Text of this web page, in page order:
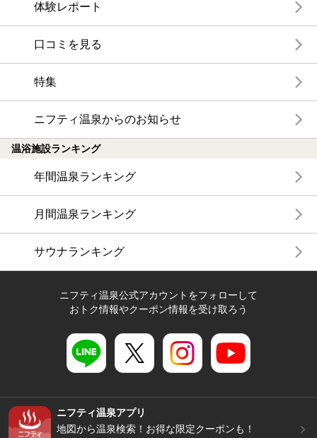
体験レポート
口コミを見る
特集
ニフティ温泉からのお知らせ
温浴施設ランキング
年間温泉ランキング
月間温泉ランキング
サウナランキング
ニフティ温泉公式アカウントをフォローして
おトク情報やクーポン情報を受け取ろう
ニフティ温泉アプリ
地図から温泉検索！お得な限定クーポンも！